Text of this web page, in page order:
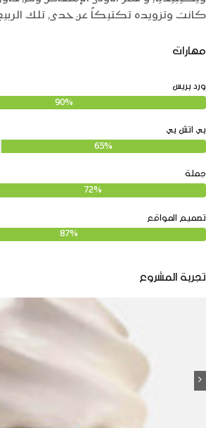
كانت وتزويده تكتيكاً عن حدى, تلك
مهارات
ورد بريس
90%
بي اتش بي
65%
جملة
72%
تصميم المواقع
87%
تجربة المشروع